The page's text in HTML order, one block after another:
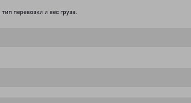
перевозки и вес груза.